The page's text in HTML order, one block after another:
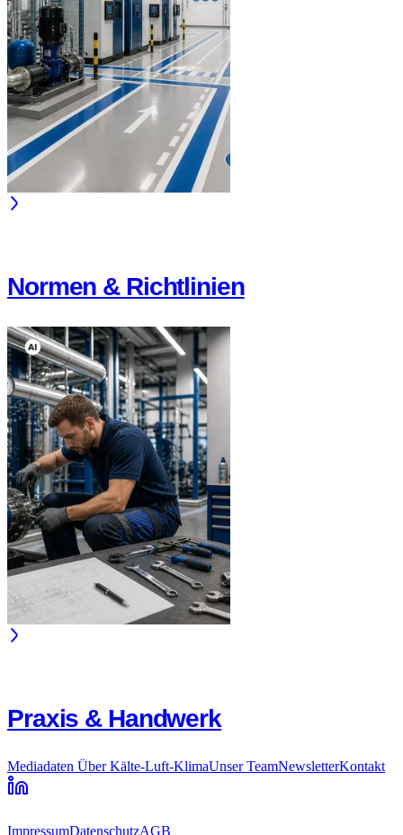
Normen & Richtlinien
Praxis & Handwerk
Mediadaten Über Kälte-Luft-KlimaUnser TeamNewsletterKontakt
ImpressumDatenschutzAGB